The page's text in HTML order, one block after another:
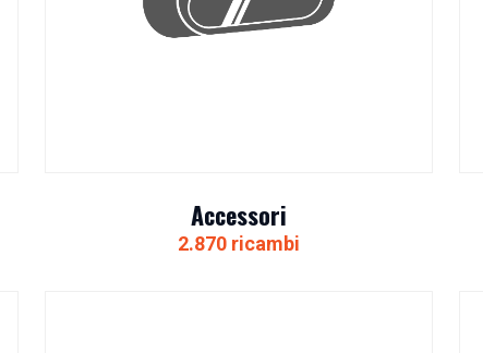
Accessori
2.870 ricambi